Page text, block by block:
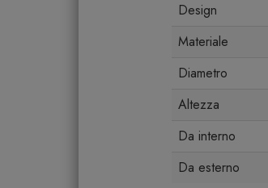
Design
Materiale
Diametro
Altezza
Da interno
Da esterno